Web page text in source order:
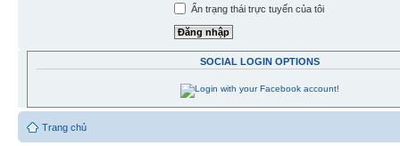
Ẩn trạng thái trực tuyến của tôi
SOCIAL LOGIN OPTIONS
Trang chủ